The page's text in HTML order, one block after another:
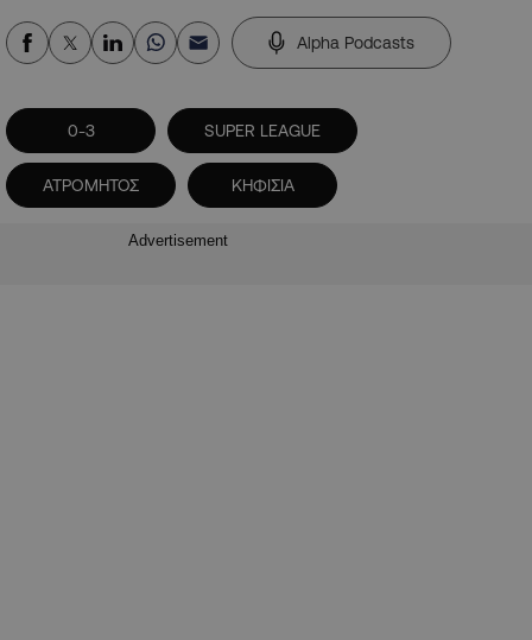
Alpha Podcasts
0-3 SUPER LEAGUE
ΑΤΡΟΜΗΤΟΣ ΚΗΦΙΣΙΑ
Advertisement